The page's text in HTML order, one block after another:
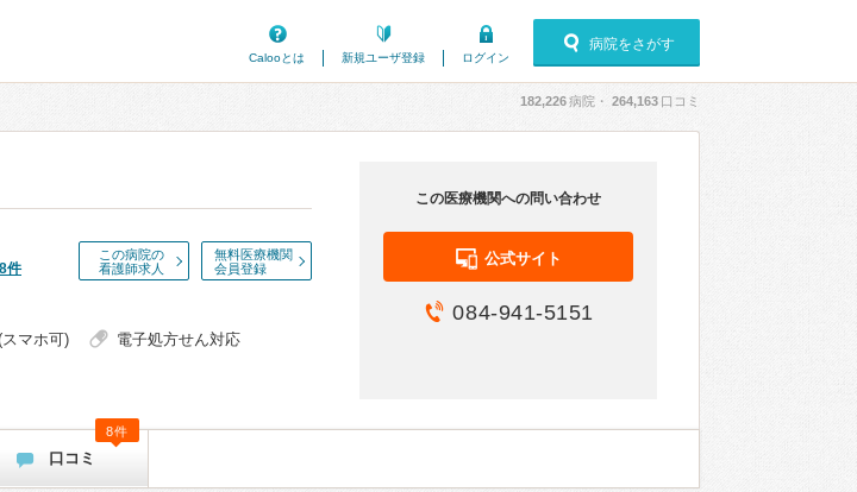
Calooとは
新規ユーザ登録 ログイン
病院をさがす
182,226病院・ 264,163 口コミ
この病院の
看護師求人
無料医療機関
会員登録
8件
マホ可) 電子処方せん対応
この医療機関への問い合わせ
公式サイト
084-941-5151
口コミ
8件